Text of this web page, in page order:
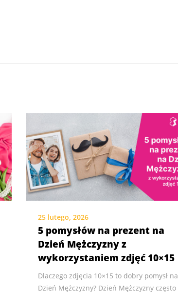
25 lutego, 2026
5 pomysłów na prezent na
Dzień Mężczyzny z
wykorzystaniem zdjęć 10×15
Dlaczego zdjęcia 10×15 to dobry pomysł na
Dzień Mężczyzny? Dzień Mężczyzny często